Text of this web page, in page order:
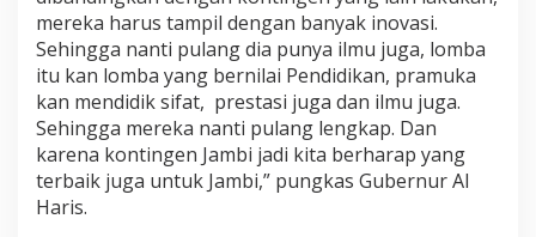
mereka harus tampil dengan banyak inovasi.
Sehingga nanti pulang dia punya ilmu juga, lomba
itu kan lomba yang bernilai Pendidikan, pramuka
kan mendidik sifat, prestasi juga dan ilmu juga.
Sehingga mereka nanti pulang lengkap. Dan
karena kontingen Jambi jadi kita berharap yang
terbaik juga untuk Jambi,” pungkas Gubernur Al
Haris.